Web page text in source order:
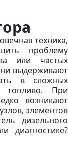
техника,
проблему
или частых
выдерживают
в сложных
топливо. При
возникают
элементов
дизельного
диагностике?